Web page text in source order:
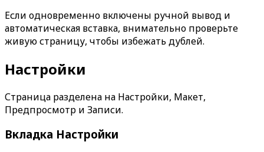
Если одновременно включены ручной вывод и
автоматическая вставка, внимательно проверьте
живую страницу, чтобы избежать дублей.
Настройки
Страница разделена на Настройки, Макет,
Предпросмотр и Записи.
Вкладка Настройки